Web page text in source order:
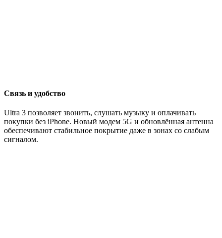
Связь и удобство
Ultra 3 позволяет звонить, слушать музыку и оплачивать
покупки без iPhone. Новый модем 5G и обновлённая антенна
обеспечивают стабильное покрытие даже в зонах со слабым
сигналом.